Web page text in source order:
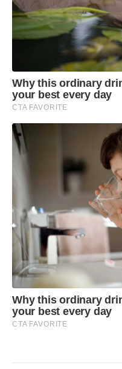
Why this ordinary
your best every day
CTA FAVORITE
Why this ordinary
your best every day
CTA FAVORITE